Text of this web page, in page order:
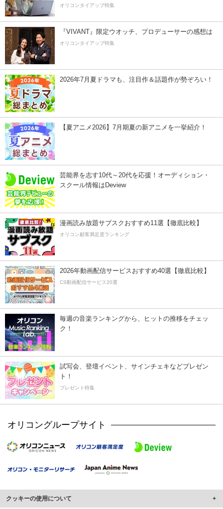
オリコンタイアップ特集
『VIVANT』限定ウオッチ、プロデューサーの感想は
オリコンタイアップ特集
2026年7月夏ドラマも、注目作＆話題作が勢ぞろい！
【夏アニメ2026】7月期夏の新アニメを一挙紹介！
芸能界を志す10代～20代を応援！オーディション・
スクール情報はDeview
漫画読み放題サブスクおすすめ11選【徹底比較】
オリコン顧客満足度ランキング
2026年動画配信サービスおすすめ40選【徹底比較】
CS動画配信サービス20選
毎週の音楽ランキングから、ヒットの推移をチェッ
ク！
試写会、登壇イベント、サインチェキなどプレゼン
ト！
プレゼント特集
オリコングループサイト
クッキーの使用について